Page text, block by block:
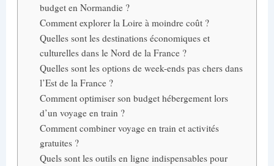
budget en Normandie ?
Comment explorer la Loire à moindre coût ?
Quelles sont les destinations économiques et
culturelles dans le Nord de la France ?
Quelles sont les options de week-ends pas chers dans
l’Est de la France ?
Comment optimiser son budget hébergement lors
d’un voyage en train ?
Comment combiner voyage en train et activités
gratuites ?
Quels sont les outils en ligne indispensables pour